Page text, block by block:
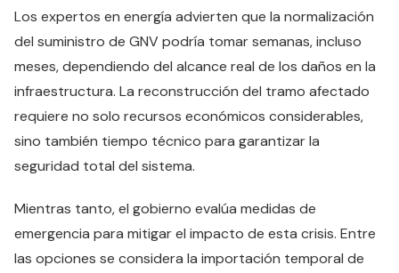
Los expertos en energía advierten que la normalización
del suministro de GNV podría tomar semanas, incluso
meses, dependiendo del alcance real de los daños en la
infraestructura. La reconstrucción del tramo afectado
requiere no solo recursos económicos considerables,
sino también tiempo técnico para garantizar la
seguridad total del sistema.
Mientras tanto, el gobierno evalúa medidas de
emergencia para mitigar el impacto de esta crisis. Entre
las opciones se considera la importación temporal de